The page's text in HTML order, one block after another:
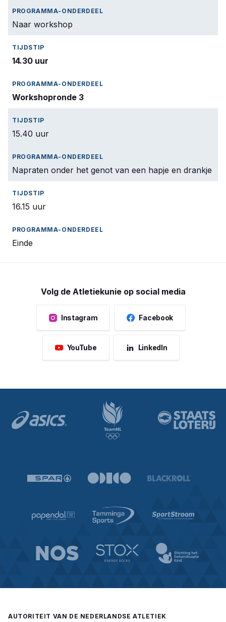
Naar workshop
14.30 uur
Workshopronde 3
15.40 uur
Napraten onder het genot van een hapje en drankje
16.15 uur
Einde
Volg de Atletiekunie op social media
Instagram Facebook
YouTube LinkedIn
AUTORITEIT VAN DE NEDERLANDSE ATLETIEK